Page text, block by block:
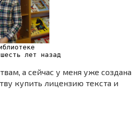
лет назад
а сейчас у меня уже создана
купить лицензию текста и